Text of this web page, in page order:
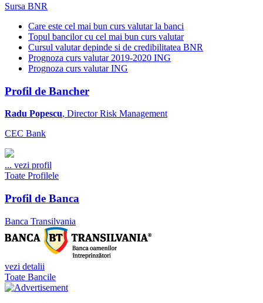
Sursa BNR
Care este cel mai bun curs valutar la banci
Topul bancilor cu cel mai bun curs valutar
Cursul valutar depinde si de credibilitatea BNR
Prognoza curs valutar 2019-2020 ING
Prognoza curs valutar ING
Profil de Bancher
Radu Popescu, Director Risk Management
CEC Bank
... vezi profil
Toate Profilele
Profil de Banca
Banca Transilvania
vezi detalii
Toate Bancile